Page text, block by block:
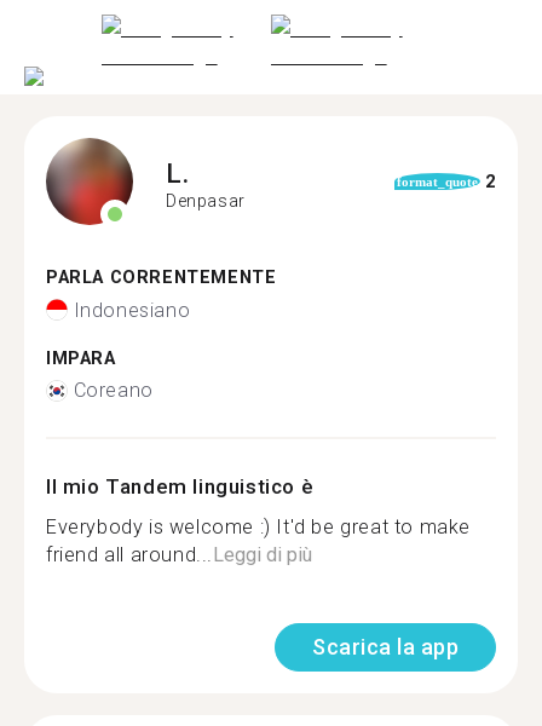
L.
Denpasar
format_quote 2
PARLA CORRENTEMENTE
Indonesiano
IMPARA
Coreano
Il mio Tandem linguistico è
Everybody is welcome :) It'd be great to make
friend all around...Leggi di più
Scarica la app